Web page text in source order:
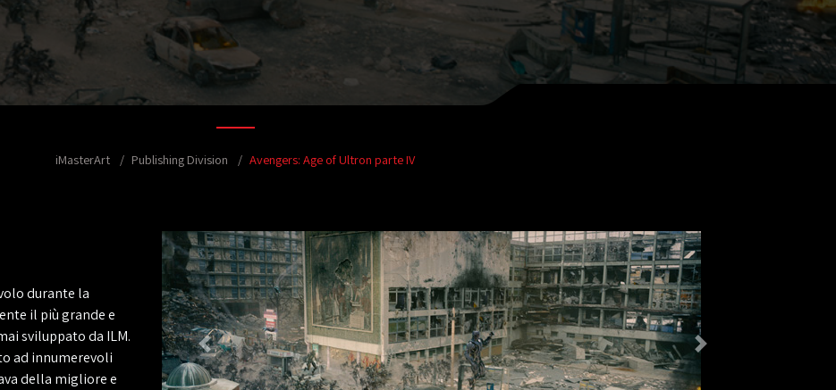
iMasterArt Publishing Division Avengers: Age of Ultron parte IV
durante la
il più grande e
sviluppato da ILM.
ad innumerevoli
della migliore e